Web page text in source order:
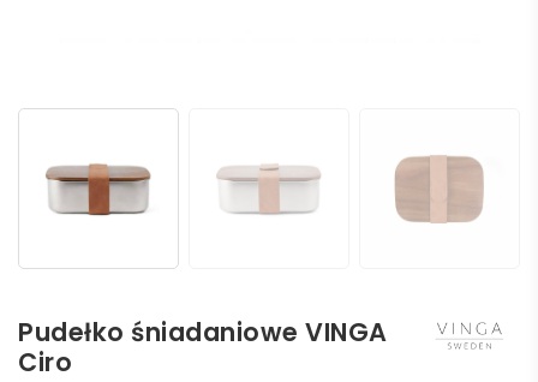
Pudełko śniadaniowe VINGA
Ciro